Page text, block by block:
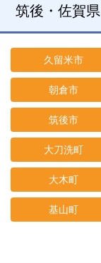
筑後・佐賀県
久留米市
朝倉市
筑後市
大刀洗町
大木町
基山町